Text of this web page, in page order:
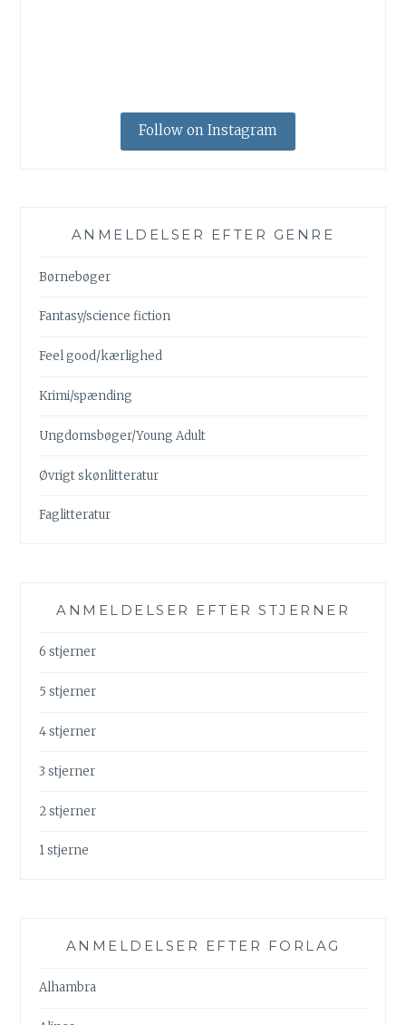
Follow on Instagram
ANMELDELSER EFTER GENRE
Børnebøger
Fantasy/science fiction
Feel good/kærlighed
Krimi/spænding
Ungdomsbøger/Young Adult
Øvrigt skønlitteratur
Faglitteratur
ANMELDELSER EFTER STJERNER
6 stjerner
5 stjerner
4 stjerner
3 stjerner
2 stjerner
1 stjerne
ANMELDELSER EFTER FORLAG
Alhambra